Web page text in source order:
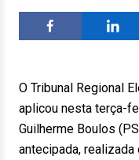
O Tribunal Regional
aplicou nesta terça-
Guilherme Boulos
antecipada, realizada